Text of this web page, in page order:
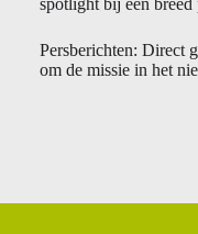
spotlight bij een breed
Persberichten: Direct
om de missie in het